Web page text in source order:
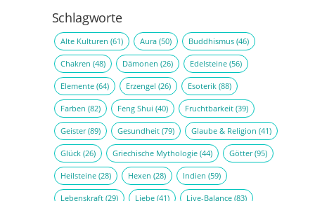
Schlagworte
Alte Kulturen (61) Aura(50) Buddhismus(46)
Chakren (48) Dämonen (26) Edelsteine(56)
Elemente(64) Erzengel (26) Esoterik(88)
Farben (82) Feng Shui (40) Fruchtbarkeit(39)
Geister(89) Gesundheit(79) Glaube & Religion (41)
Glück(26) Griechische Mythologie(44) Götter(95)
Heilsteine(28) Hexen (28) Indien (59)
Lebenskraft(29) Liebe(41) Live-Balance(83)